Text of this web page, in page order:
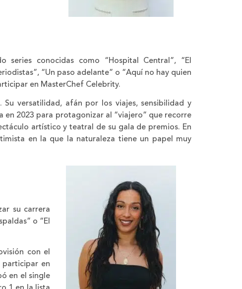
conocidas como “Hospital Central”, “El
“Un paso adelante” o “Aquí no hay quien
en MasterChef Celebrity.
Su versatilidad, afán por los viajes, sensibilidad y
2023 para protagonizar al “viajero” que recorre
artístico y teatral de su gala de premios. En
en la que la naturaleza tiene un papel muy
su carrera
o “El
con el
participar en
en el single